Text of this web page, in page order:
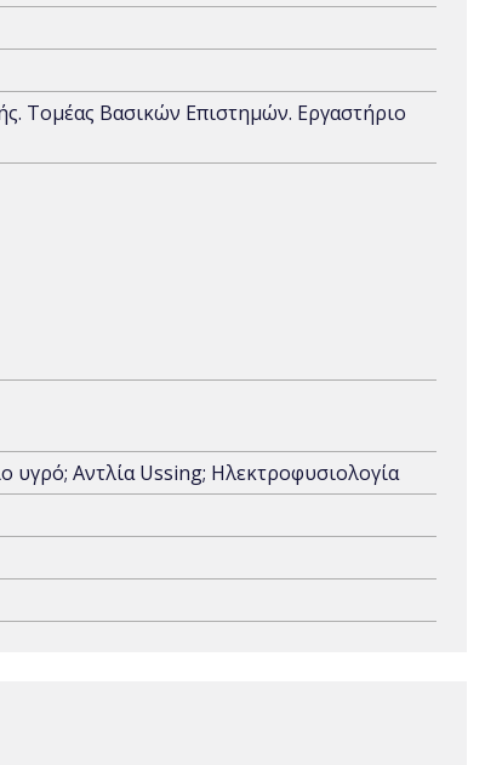
Τομέας Βασικών Επιστημών. Εργαστήριο
υγρό; Αντλία Ussing; Ηλεκτροφυσιολογία